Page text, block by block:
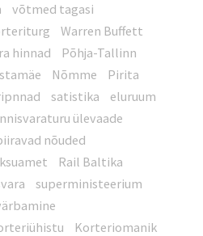
võtmed tagasi
Warren Buffett
hinnad
Põhja-Tallinn
Nõmme
Pirita
satistika
eluruum
ülevaade
nõuded
Rail Baltika
superministeerium
Korteriomanik